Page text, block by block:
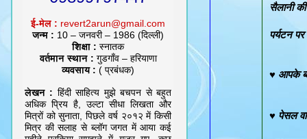
सैलानी
पर्यटन
♥ आपके
♥ पेसल
ई-मेल : revert2arun@gmail.com
जन्म : 10 – जनवरी – 1986 (दिल्ली)
शिक्षा : स्नातक
वर्तमान स्थान : गुडगाँव – हरियाणा
व्यवसाय : ( प्रबंधक)
लेखन : हिंदी साहित्य मुझे बचपन से बहुत
अधिक प्रिय है, उल्टा सीधा लिखता और
मित्रों को सुनाता, पिछले वर्ष २०१२ में किसी
मित्र की सलाह से ब्लॉग जगत में आया कई